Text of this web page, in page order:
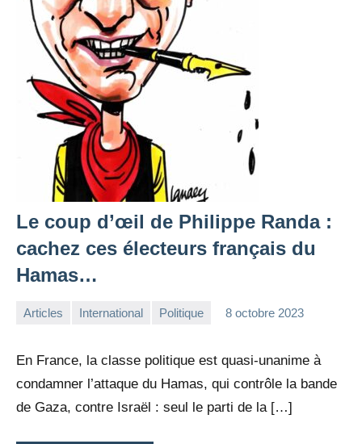
Le coup d’œil de Philippe Randa :
cachez ces électeurs français du
Hamas…
Articles International Politique 8 octobre 2023
En France, la classe politique est quasi-unanime à
condamner l’attaque du Hamas, qui contrôle la bande
de Gaza, contre Israël : seul le parti de la […]